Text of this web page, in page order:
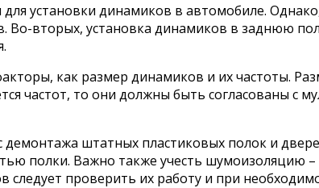
установки динамиков в автомобиле.
вторых, установка динамиков в заднюю
как размер динамиков и их частоты.
частот, то они должны быть согласованы с
штатных пластиковых полок и
полки. Важно также учесть шумоизоляцию
проверить их работу и при